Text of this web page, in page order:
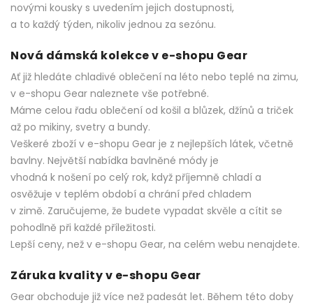
novými kousky s uvedením jejich dostupnosti,
a to každý týden, nikoliv jednou za sezónu.
Nová dámská kolekce v e-shopu Gear
Ať již hledáte chladivé oblečení na léto nebo teplé na zimu,
v e-shopu Gear naleznete vše potřebné.
Máme celou řadu oblečení od košil a blůzek, džínů a triček
až po mikiny, svetry a bundy.
Veškeré zboží v e-shopu Gear je z nejlepších látek, včetně
bavlny. Největší nabídka bavlněné módy je
vhodná k nošení po celý rok, když příjemně chladí a
osvěžuje v teplém období a chrání před chladem
v zimě. Zaručujeme, že budete vypadat skvěle a cítit se
pohodlně při každé příležitosti.
Lepší ceny, než v e-shopu Gear, na celém webu nenajdete.
Záruka kvality v e-shopu Gear
Gear obchoduje již více než padesát let. Během této doby